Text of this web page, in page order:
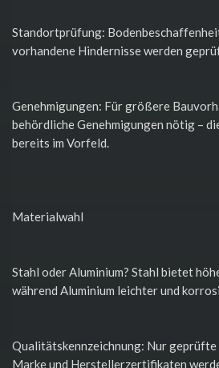
Standortprüfung:
vorhandene Hindernisse werden
Genehmigungen: Für größere
behördliche Genehmigungen nötig –
bereits im Vorfeld.
Materialwahl
Stahl oder Aluminium? Stahl bietet
während Aluminium leichter und
Qualitätskennzeichnung: Nur
Marke und Herstellerzertifikaten